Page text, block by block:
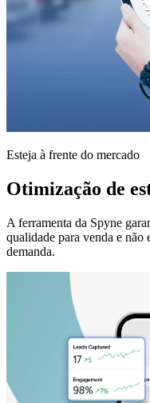
Esteja à frente do mercado
Otimização de
A ferramenta da Spyne
qualidade para venda e não
demanda.